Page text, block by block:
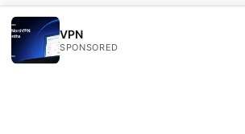
VPN
SPONSORED